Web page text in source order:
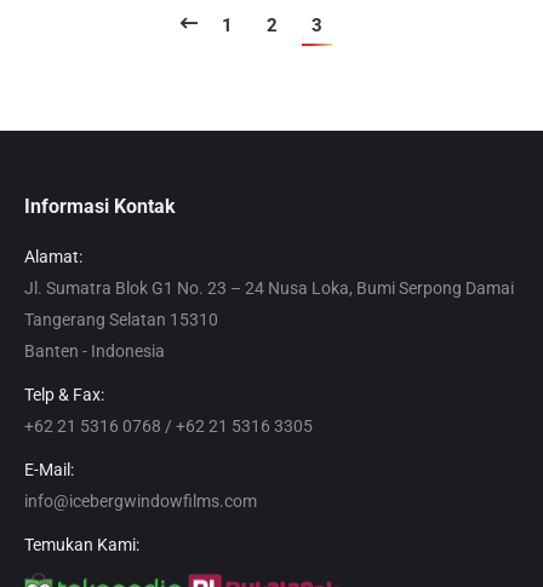
1 2 3
Informasi Kontak
Alamat:
Jl. Sumatra Blok G1 No. 23 – 24 Nusa Loka, Bumi Serpong Damai
Tangerang Selatan 15310
Banten - Indonesia
Telp & Fax:
+62 21 5316 0768 / +62 21 5316 3305
E-Mail:
info@icebergwindowfilms.com
Temukan Kami: